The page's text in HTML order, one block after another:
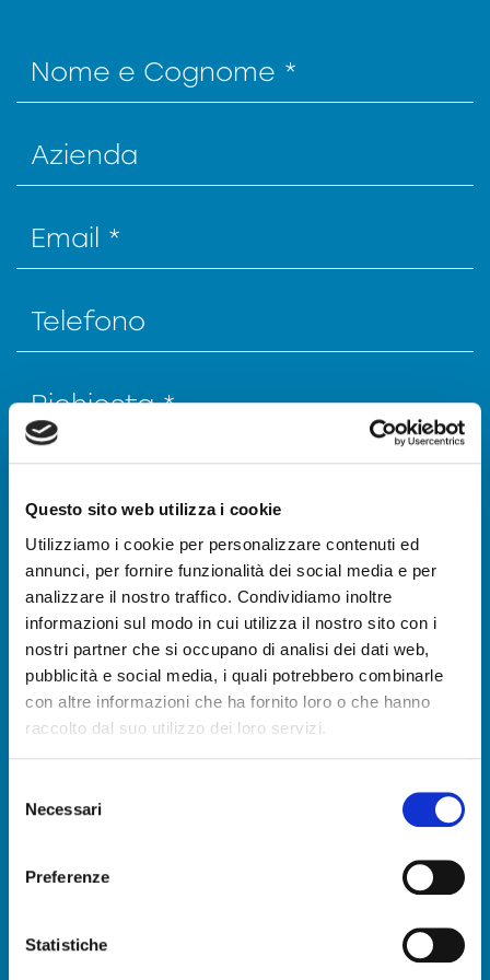
Questo sito web utilizza i cookie
Utilizziamo i cookie per personalizzare contenuti ed
annunci, per fornire funzionalità dei social media e per
analizzare il nostro traffico. Condividiamo inoltre
informazioni sul modo in cui utilizza il nostro sito con i
nostri partner che si occupano di analisi dei dati web,
pubblicità e social media, i quali potrebbero combinarle
con altre informazioni che ha fornito loro o che hanno
raccolto dal suo utilizzo dei loro servizi.
delNecessari
Preferenze
Statistiche
Privacy*
Presa visione dell'Informativa (sul codice della
privacy)delregolamento (UE) 2016/679 del 27
aprile 2016 ACCONSENTO al trattamento dei dati
personali.
This site is protected by reCAPTCHA and the Google Privacy Policy and